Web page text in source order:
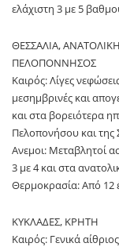
ελάχιστη 3 με 5
ΘΕΣΣΑΛΙΑ,
ΠΕΛΟΠΟΝΝΗΣΟΣ
Καιρός: Λίγες
μεσημβρινές και
και στα βορειότερα
Πελοπονήσου και της
Ανεμοι: Μεταβλητοί
3 με 4 και στα
Θερμοκρασία: Από 12
ΚΥΚΛΑΔΕΣ, ΚΡΗΤΗ
Καιρός: Γενικά